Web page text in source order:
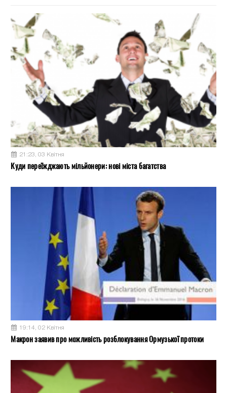
21:23, 03 Квітня
Куди переїжджають мільйонери: нові міста багатства
19:14, 02 Квітня
Макрон заявив про можливість розблокування Ормузької протоки